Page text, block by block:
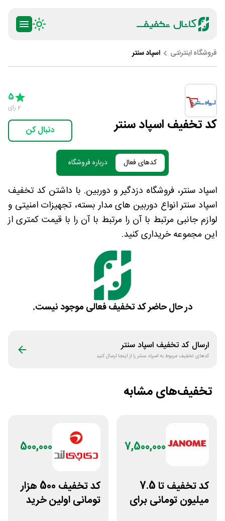
فروشگاه اینترنتی اسپاد سنتر
کد تخفیف اسپاد سنتر
5 Stars
5
2 رای
دنبال کن
کدهای فعال درباره فروشگاه
اسپاد سنتر، فروشگاه دزدگیر و دوربین. با داشتن کد تخفیف
اسپاد سنتر انواع دوربین های مدار بسته، تجهیزات امنیتی و
لوازم جانبی مرتبط با آن را مرتبط با آن را با قیمت کمتری از
این مجموعه خریداری کنید.
در حال حاضر کد تخفیف فعالی موجود نیست.
ارسال کد تخفیف اسپاد سنتر
کدهای تخفیف مربوط بهاسپاد سنتررا از اینجا ارسال کنید
تخفیف‌های مشابه
7,500,000
کد تخفیف تا 7.5
میلیون تومانی برای
500,000
کد تخفیف 500 هزار
تومانی اولین خرید